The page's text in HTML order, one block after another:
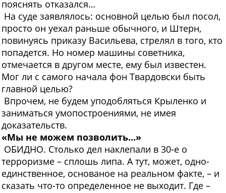
пояснять отказался…
На суде заявлялось: основной целью был посол,
просто он уехал раньше обычного, и Штерн,
повинуясь приказу Васильева, стрелял в того, кто
попадется. Но номер машины советника,
отмечается в другом месте, ему был известен.
Мог ли с самого начала фон Твардовски быть
главной целью?
Впрочем, не будем уподобляться Крыленко и
заниматься умопостроениями, не имея
доказательств.
«Мы не можем позволить…»
ОБИДНО. Столько дел наклепали в 30-е о
терроризме – сплошь липа. А тут, может, одно-
единственное, основаное на реальном факте, – и
сказать что-то определенное не выходит. Где –